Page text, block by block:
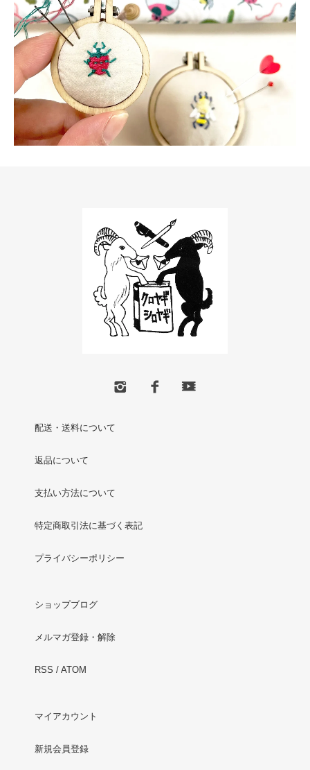
配送・送料について
返品について
支払い方法について
特定商取引法に基づく表記
プライバシーポリシー
ショップブログ
メルマガ登録・解除
RSS / ATOM
マイアカウント
新規会員登録